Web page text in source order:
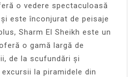
o vedere spectaculoasă
este înconjurat de peisaje
Sharm El Sheikh este un
o gamă largă de
de la scufundări și
la piramidele din